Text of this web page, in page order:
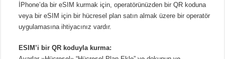
İPhone’da bir eSIM kurmak için, operatörünüzden bir QR koduna
veya bir eSIM için bir hücresel plan satın almak üzere bir operatör
uygulamasına ihtiyacınız vardır.
ESIM’i bir QR koduyla kurma: